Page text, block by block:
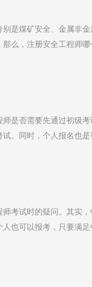
是煤矿安全、金属非金
么，注册安全工程师哪
是否需要先通过初级
。同时，个人报名也
考试时的疑问。其实
也可以报考，只要满